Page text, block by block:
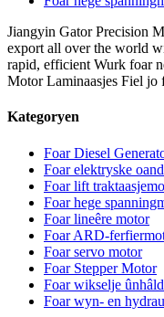
Jiangyin Gator Precision
export all over the world
rapid, efficient Wurk foar
Motor Laminaasjes Fiel jo
Kategoryen
Foar Diesel
Foar elektryske
Foar lift
Foar hege
Foar lineêre motor
Foar ARD-
Foar servo motor
Foar Stepper Motor
Foar wikselje
Foar wyn- en